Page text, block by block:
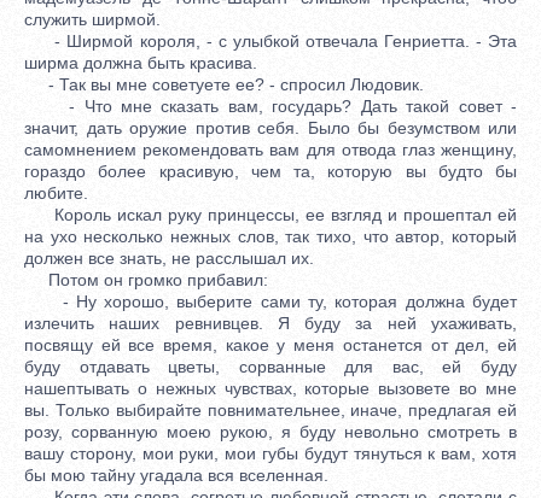
служить ширмой.
- Ширмой короля, - с улыбкой отвечала Генриетта. - Эта
ширма должна быть красива.
- Так вы мне советуете ее? - спросил Людовик.
- Что мне сказать вам, государь? Дать такой совет -
значит, дать оружие против себя. Было бы безумством или
самомнением рекомендовать вам для отвода глаз женщину,
гораздо более красивую, чем та, которую вы будто бы
любите.
Король искал руку принцессы, ее взгляд и прошептал ей
на ухо несколько нежных слов, так тихо, что автор, который
должен все знать, не расслышал их.
Потом он громко прибавил:
- Ну хорошо, выберите сами ту, которая должна будет
излечить наших ревнивцев. Я буду за ней ухаживать,
посвящу ей все время, какое у меня останется от дел, ей
буду отдавать цветы, сорванные для вас, ей буду
нашептывать о нежных чувствах, которые вызовете во мне
вы. Только выбирайте повнимательнее, иначе, предлагая ей
розу, сорванную моею рукою, я буду невольно смотреть в
вашу сторону, мои руки, мои губы будут тянуться к вам, хотя
бы мою тайну угадала вся вселенная.